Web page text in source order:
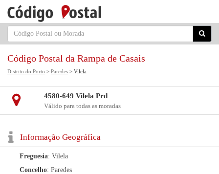
Código Postal da Rampa de Casais
Distrito do Porto > Paredes > Vilela
4580-649 Vilela Prd
Válido para todas as moradas
Informação Geográfica
Freguesia: Vilela
Concelho: Paredes